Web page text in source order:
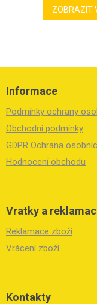
ZOBRAZIT
Z
Informace
Podmínky ochrany
Obchodní podmínky
GDPR Ochrana
Hodnocení obchodu
Vratky a
Reklamace zboží
Vrácení zboží
Kontakty